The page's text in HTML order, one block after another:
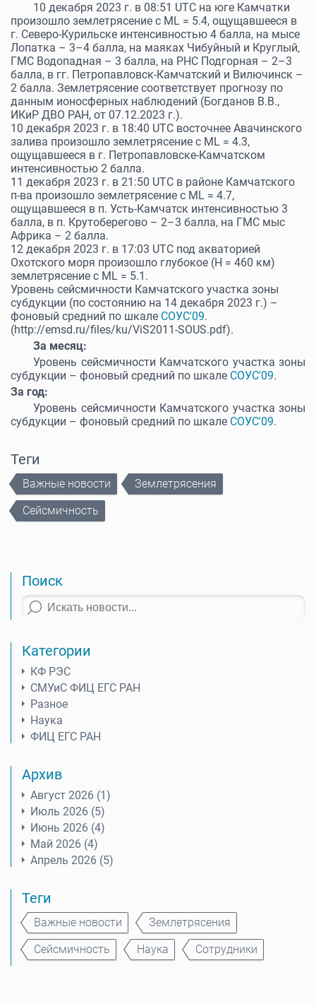
10 декабря 2023 г. в 08:51 UTC на юге Камчатки
произошло землетрясение с ML = 5.4, ощущавшееся в
г. Северо-Курильске интенсивностью 4 балла, на мысе
Лопатка – 3–4 балла, на маяках Чибуйный и Круглый,
ГМС Водопадная – 3 балла, на РНС Подгорная – 2–3
балла, в гг. Петропавловск-Камчатский и Вилючинск –
2 балла. Землетрясение соответствует прогнозу по
данным ионосферных наблюдений (Богданов В.В.,
ИКиР ДВО РАН, от 07.12.2023 г.).
10 декабря 2023 г. в 18:40 UTC восточнее Авачинского
залива произошло землетрясение с ML = 4.3,
ощущавшееся в г. Петропавловске-Камчатском
интенсивностью 2 балла.
11 декабря 2023 г. в 21:50 UTC в районе Камчатского
п-ва произошло землетрясение с ML = 4.7,
ощущавшееся в п. Усть-Камчатск интенсивностью 3
балла, в п. Крутоберегово – 2–3 балла, на ГМС мыс
Африка – 2 балла.
12 декабря 2023 г. в 17:03 UTC под акваторией
Охотского моря произошло глубокое (Н = 460 км)
землетрясение с ML = 5.1.
Уровень сейсмичности Камчатского участка зоны
субдукции (по состоянию на 14 декабря 2023 г.) –
фоновый средний по шкале СОУС'09.
(http://emsd.ru/files/ku/ViS2011-SOUS.pdf).
За месяц:
Уровень сейсмичности Камчатского участка зоны
субдукции – фоновый средний по шкале СОУС'09.
За год:
Уровень сейсмичности Камчатского участка зоны
субдукции – фоновый средний по шкале СОУС'09.
Теги
Важные новости
Землетрясения
Сейсмичность
Поиск
Категории
КФ РЭС
СМУиС ФИЦ ЕГС РАН
Разное
Наука
ФИЦ ЕГС РАН
Архив
Август 2026 (1)
Июль 2026 (5)
Июнь 2026 (4)
Май 2026 (4)
Апрель 2026 (5)
Теги
Важные новости
Землетрясения
Сейсмичность
Наука Сотрудники